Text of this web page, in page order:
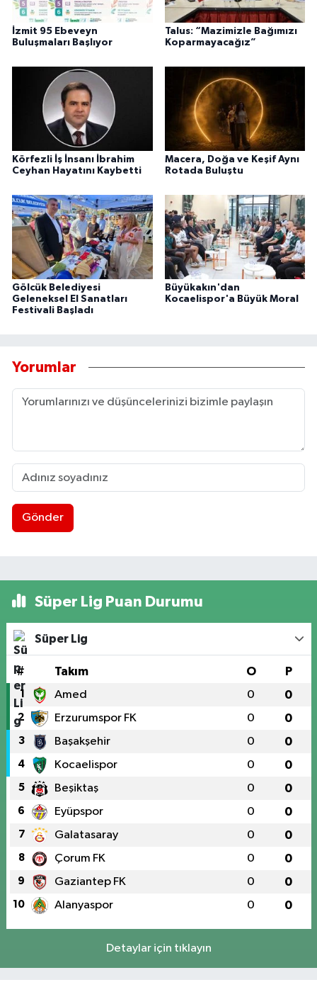
İzmit 95 Ebeveyn
Buluşmaları Başlıyor
Talus: “Mazimizle Bağımızı
Koparmayacağız”
Körfezli İş İnsanı İbrahim
Ceyhan Hayatını Kaybetti
Macera, Doğa ve Keşif Aynı
Rotada Buluştu
Gölcük Belediyesi
Geleneksel El Sanatları
Festivali Başladı
Büyükakın'dan
Kocaelispor'a Büyük Moral
Yorumlar
Gönder
Süper Lig Puan Durumu
Süper Lig
# Takım O P
1 Amed 0 0
2 Erzurumspor FK 0 0
3 Başakşehir 0 0
4 Kocaelispor 0 0
5 Beşiktaş 0 0
6 Eyüpspor 0 0
7 Galatasaray 0 0
8 Çorum FK 0 0
9 Gaziantep FK 0 0
10 Alanyaspor 0 0
Detaylar için tıklayın